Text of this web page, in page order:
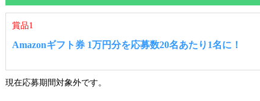
賞品1
Amazonギフト券 1万円分を応募数20名あたり1名に！
現在応募期間対象外です。